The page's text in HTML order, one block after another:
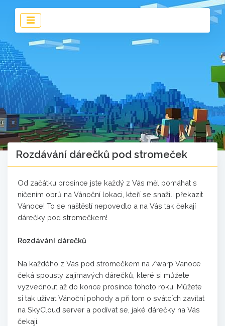
Rozdávání dárečků pod stromeček
Od začátku prosince jste každý z Vás měl pomáhat s
ničením obrů na Vánoční lokaci, kteří se snažili překazit
Vánoce! To se naštěstí nepovedlo a na Vás tak čekají
dárečky pod stromečkem!
Rozdávání dárečků
Na každého z Vás pod stromečkem na /warp Vanoce
čeká spousty zajímavých dárečků, které si můžete
vyzvednout až do konce prosince tohoto roku. Můžete
si tak užívat Vánoční pohody a při tom o svátcích zavítat
na SkyCloud server a podívat se, jaké dárečky na Vás
čekají.